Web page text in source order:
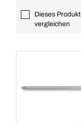
Dieses Produkt
vergleichen